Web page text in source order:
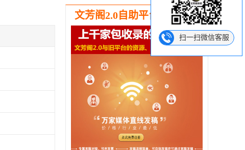
扫一扫微信客服
文芳阁2.0自助平台强势推出